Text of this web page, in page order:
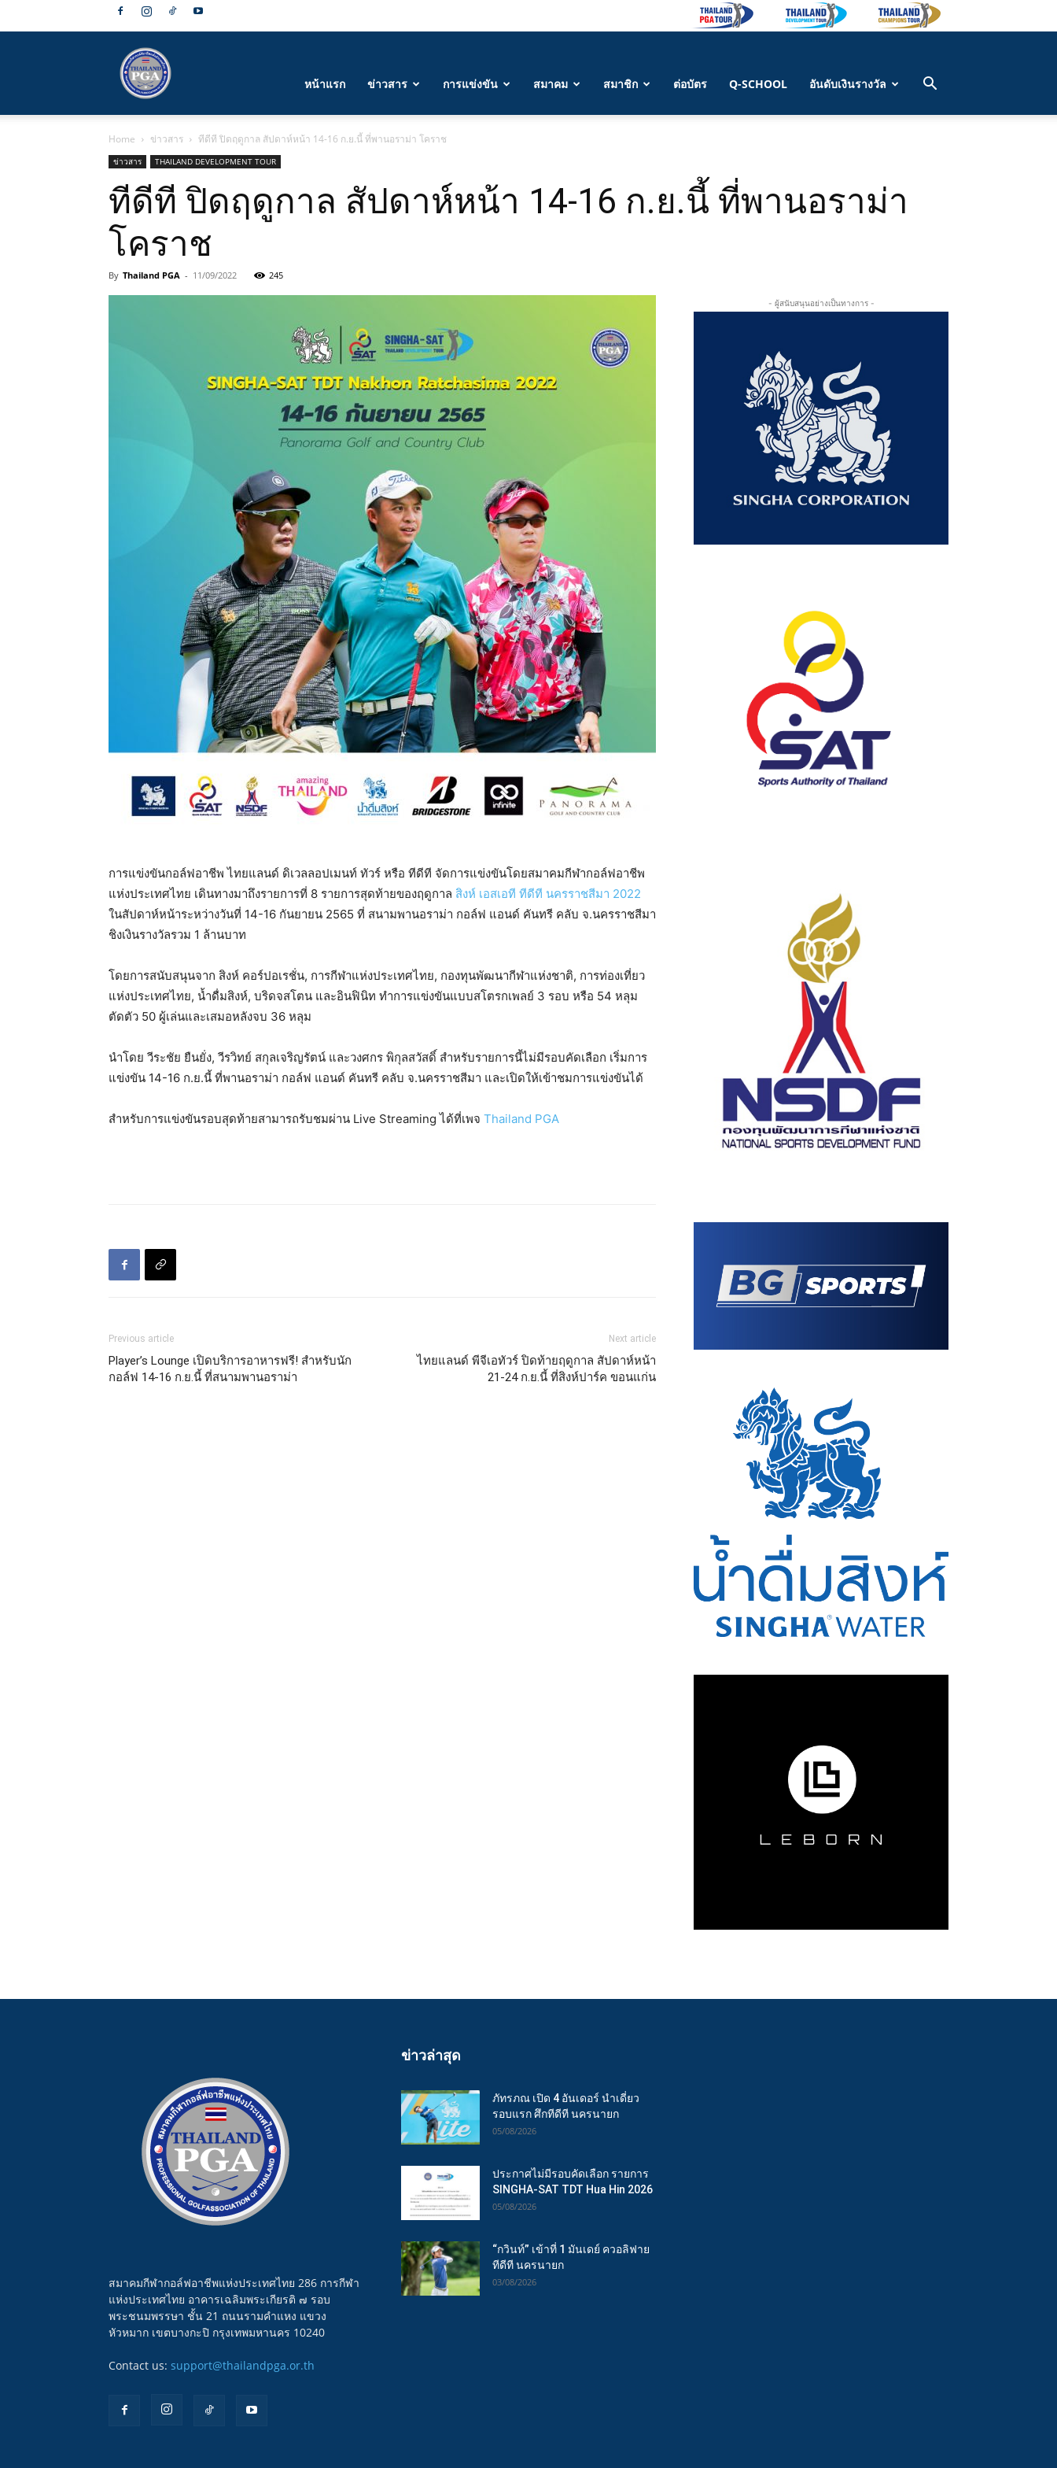
กีฬา
กอล์ฟ
แห่ง
ประเทศไทย
หน้าแรก ข่าวสาร การแข่งขัน สมาคม สมาชิก ต่อบัตร Q-SCHOOL อันดับเงินรางวัล
Home ข่าวสาร ทีดีที ปิดฤดูกาล สัปดาห์หน้า 14-16 ก.ย.นี้ ที่พานอราม่า โคราช
ข่าวสาร THAILAND DEVELOPMENT TOUR
ทีดีที ปิดฤดูกาล สัปดาห์หน้า 14-16 ก.ย.นี้ ที่พานอราม่า
โคราช
By Thailand PGA - 11/09/2022 245
การแข่งขันกอล์ฟอาชีพ ไทยแลนด์ ดิเวลลอปเมนท์ ทัวร์ หรือ ทีดีที จัดการแข่งขันโดยสมาคมกีฬากอล์ฟอาชีพ
แห่งประเทศไทย เดินทางมาถึงรายการที่ 8 รายการสุดท้ายของฤดูกาล สิงห์ เอสเอที ทีดีที นครราชสีมา 2022
ในสัปดาห์หน้าระหว่างวันที่ 14-16 กันยายน 2565 ที่ สนามพานอราม่า กอล์ฟ แอนด์ คันทรี คลับ จ.นครราชสีมา
ชิงเงินรางวัลรวม 1 ล้านบาท
โดยการสนับสนุนจาก สิงห์ คอร์ปอเรชั่น, การกีฬาแห่งประเทศไทย, กองทุนพัฒนากีฬาแห่งชาติ, การท่องเที่ยว
แห่งประเทศไทย, น้ำดื่มสิงห์, บริดจสโตน และอินฟินิท ทำการแข่งขันแบบสโตรกเพลย์ 3 รอบ หรือ 54 หลุม
ตัดตัว 50 ผู้เล่นและเสมอหลังจบ 36 หลุม
นำโดย วีระชัย ยืนยั่ง, วีรวิทย์ สกุลเจริญรัตน์ และวงศกร พิกุลสวัสดิ์ สำหรับรายการนี้ไม่มีรอบคัดเลือก เริ่มการ
แข่งขัน 14-16 ก.ย.นี้ ที่พานอราม่า กอล์ฟ แอนด์ คันทรี คลับ จ.นครราชสีมา และเปิดให้เข้าชมการแข่งขันได้
สำหรับการแข่งขันรอบสุดท้ายสามารถรับชมผ่าน Live Streaming ได้ที่เพจ Thailand PGA
Previous article
Player’s Lounge เปิดบริการอาหารฟรี! สำหรับนัก
กอล์ฟ 14-16 ก.ย.นี้ ที่สนามพานอราม่า
Next article
ไทยแลนด์ พีจีเอทัวร์ ปิดท้ายฤดูกาล สัปดาห์หน้า
21-24 ก.ย.นี้ ที่สิงห์ปาร์ค ขอนแก่น
- ผู้สนับสนุนอย่างเป็นทางการ -
สมาคมกีฬากอล์ฟอาชีพแห่งประเทศไทย 286 การกีฬา
แห่งประเทศไทย อาคารเฉลิมพระเกียรติ ๗ รอบ
พระชนมพรรษา ชั้น 21 ถนนรามคำแหง แขวง
หัวหมาก เขตบางกะปิ กรุงเทพมหานคร 10240
Contact us: support@thailandpga.or.th
ข่าวล่าสุด
ภัทรภณ เปิด 4 อันเดอร์ นำเดี่ยว
รอบแรก ศึกทีดีที นครนายก
05/08/2026
ประกาศไม่มีรอบคัดเลือก รายการ
SINGHA-SAT TDT Hua Hin 2026
05/08/2026
“กวินท์” เข้าที่ 1 มันเดย์ ควอลิฟาย
ทีดีที นครนายก
03/08/2026